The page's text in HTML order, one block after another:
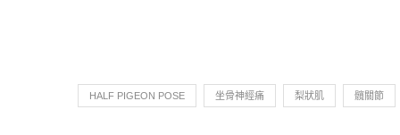
HALF PIGEON POSE 坐骨神經痛 梨狀肌 髖關節